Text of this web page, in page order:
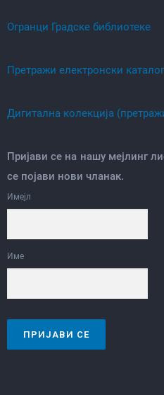
Огранци Градске библиотеке
Претражи електронски каталог
Дигитална колекција
Пријави се на нашу мејлинг
се појави нови чланак.
Имејл
Име